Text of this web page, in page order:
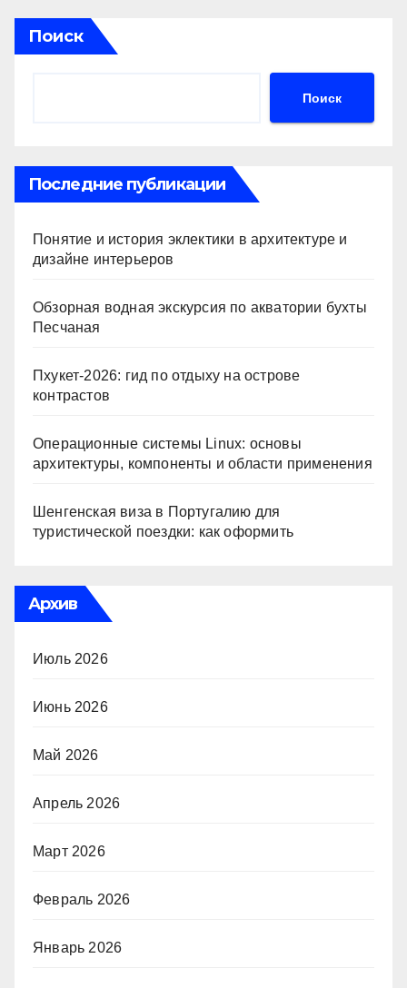
Поиск
Поиск
Последние публикации
Понятие и история эклектики в архитектуре и
дизайне интерьеров
Обзорная водная экскурсия по акватории бухты
Песчаная
Пхукет-2026: гид по отдыху на острове
контрастов
Операционные системы Linux: основы
архитектуры, компоненты и области применения
Шенгенская виза в Португалию для
туристической поездки: как оформить
Архив
Июль 2026
Июнь 2026
Май 2026
Апрель 2026
Март 2026
Февраль 2026
Январь 2026